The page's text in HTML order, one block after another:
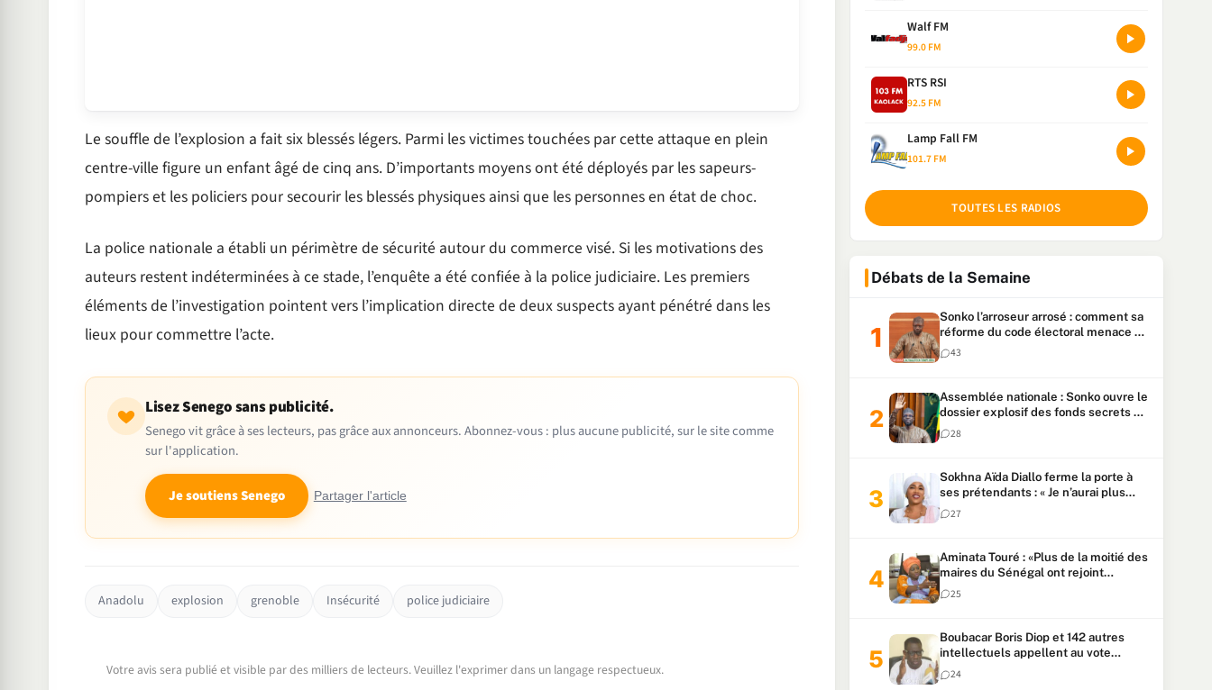
Le souffle de l’explosion a fait six blessés légers. Parmi les victimes touchées par cette attaque en plein
centre-ville figure un enfant âgé de cinq ans. D’importants moyens ont été déployés par les sapeurs-
pompiers et les policiers pour secourir les blessés physiques ainsi que les personnes en état de choc.
La police nationale a établi un périmètre de sécurité autour du commerce visé. Si les motivations des
auteurs restent indéterminées à ce stade, l’enquête a été confiée à la police judiciaire. Les premiers
éléments de l’investigation pointent vers l’implication directe de deux suspects ayant pénétré dans les
lieux pour commettre l’acte.
Lisez Senego sans publicité.
Senego vit grâce à ses lecteurs, pas grâce aux annonceurs. Abonnez-vous : plus aucune publicité, sur le site comme
sur l'application.
Je soutiens Senego Partager l'article
Anadolu explosion grenoble Insécurité police judiciaire
Votre avis sera publié et visible par des milliers de lecteurs. Veuillez l'exprimer dans un langage respectueux.
Walf FM
99.0 FM
RTS RSI
92.5 FM
Lamp Fall FM
101.7 FM
TOUTES LES RADIOS
Débats de la Semaine
Sonko l’arroseur arrosé : comment sa
réforme du code électoral menace sa
candidature
43
Assemblée nationale : Sonko ouvre le
dossier explosif des fonds secrets et
du patrimoine présidentiel
28
Sokhna Aïda Diallo ferme la porte à
ses prétendants : « Je n’aurai plus
jamais un autre mari »
27
Aminata Touré : «Plus de la moitié des
maires du Sénégal ont rejoint
Kiiraay»
25
Boubacar Boris Diop et 142 autres
intellectuels appellent au vote
urgent de la révision
constitutionnelle
24